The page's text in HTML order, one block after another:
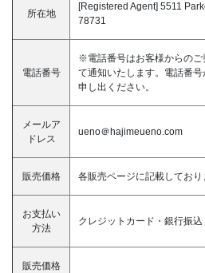
所在地
[Registered Agent] 5511
78731
電話番号
※電話番号はお客様からのご
て通知いたします。電話番
申し出ください。
メールア
ドレス
ueno＠hajimeueno.com
販売価格 各販売ページに記載しており
お支払い
方法
クレジットカード・銀行振込
販売価格